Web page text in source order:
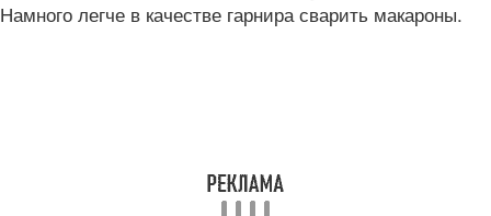
Намного легче в качестве гарнира сварить макароны.